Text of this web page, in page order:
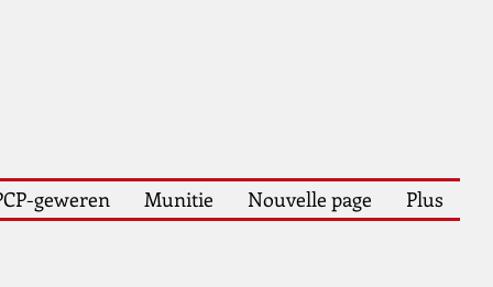
geweren Munitie Nouvelle page Plus